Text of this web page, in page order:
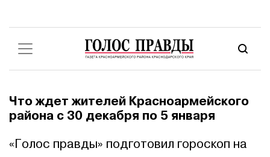
Что ждет жителей Красноармейского
района с 30 декабря по 5 января
«Голос правды» подготовил гороскоп на